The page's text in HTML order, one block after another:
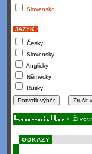
Slovensko
JAZYK :
Česky
Slovensky
Anglicky
Německy
Rusky
>
ODKAZY